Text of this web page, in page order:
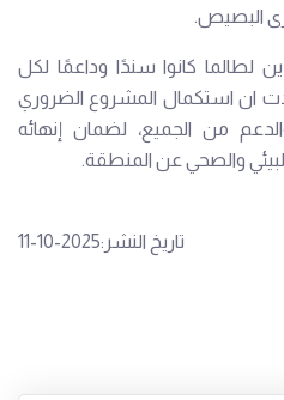
البصيص.
لطالما كانوا سندًا وداعمًا لكل
ان استكمال المشروع الضروري
من الجميع، لضمان إنهائه
والصحي عن المنطقة.
تاريخ النشر:2025-10-11